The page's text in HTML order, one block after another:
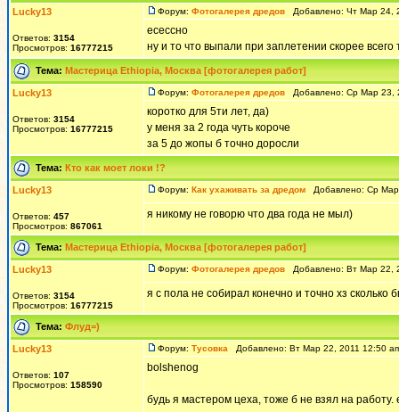
Lucky13
Ответов: 3154
Просмотров: 16777215
Форум: Фотогалерея дредов Добавлено: Чт Мар 24,
есессно
ну и то что выпали при заплетении скорее всего
Тема: Мастерица Ethiopia, Москва [фотогалерея работ]
Lucky13
Ответов: 3154
Просмотров: 16777215
Форум: Фотогалерея дредов Добавлено: Ср Мар 23,
коротко для 5ти лет, да)
у меня за 2 года чуть короче
за 5 до жопы б точно доросли
Тема: Кто как моет локи !?
Lucky13
Ответов: 457
Просмотров: 867061
Форум: Как ухаживать за дредом Добавлено: Ср
я никому не говорю что два года не мыл)
Тема: Мастерица Ethiopia, Москва [фотогалерея работ]
Lucky13
Ответов: 3154
Просмотров: 16777215
Форум: Фотогалерея дредов Добавлено: Вт Мар 22,
я с пола не собирал конечно и точно хз
Тема: Флуд=)
Lucky13
Ответов: 107
Просмотров: 158590
Форум: Тусовка Добавлено: Вт Мар 22, 2011 12:50
bolshenog
будь я мастером цеха, тоже б не взял на